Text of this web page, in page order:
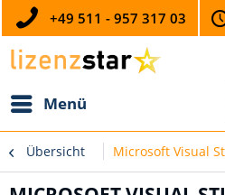
+49 511 - 957 317 03
Menü
Übersicht Microsoft Visual